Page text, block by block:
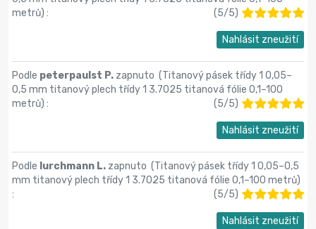
metrů) : (5/5)
Nahlásit zneužití
Podle peterpaulst P. zapnuto (Titanový pásek třídy 1 0,05–
0,5 mm titanový plech třídy 1 3.7025 titanová fólie 0,1–100
metrů) : (5/5)
Nahlásit zneužití
Podle lurchmann L. zapnuto (Titanový pásek třídy 1 0,05–0,5
mm titanový plech třídy 1 3.7025 titanová fólie 0,1–100 metrů)
:
(5/5)
Nahlásit zneužití